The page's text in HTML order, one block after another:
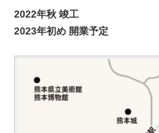
2022年秋 竣工
2023年初め 開業予定